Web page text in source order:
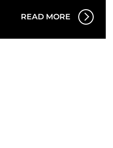
READ MORE